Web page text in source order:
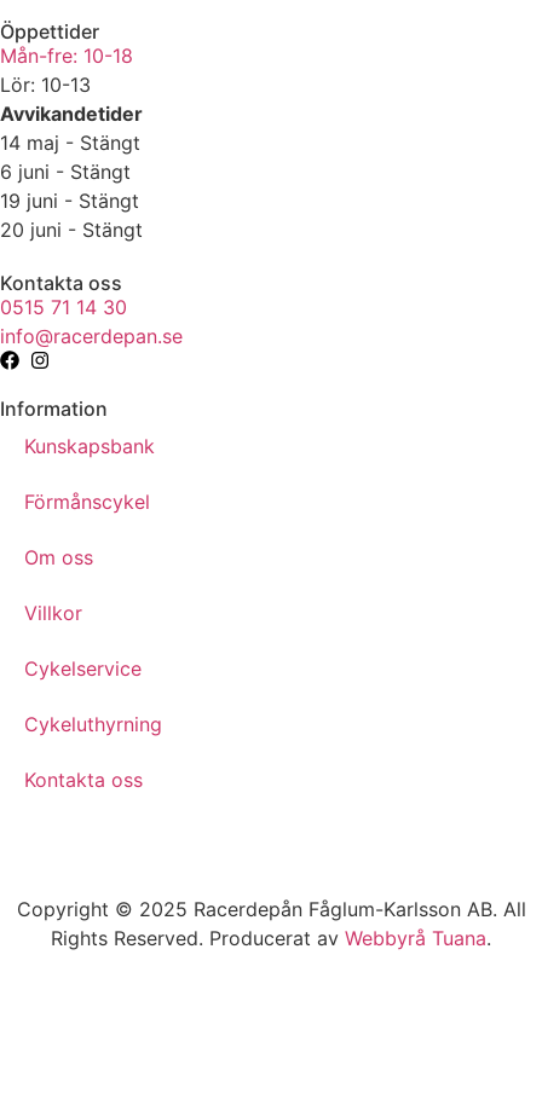
Öppettider
Mån-fre: 10-18
Lör: 10-13
Avvikandetider
14 maj - Stängt
6 juni - Stängt
19 juni - Stängt
20 juni - Stängt
Kontakta oss
0515 71 14 30
info@racerdepan.se
Information
Kunskapsbank
Förmånscykel
Om oss
Villkor
Cykelservice
Cykeluthyrning
Kontakta oss
Copyright © 2025 Racerdepån Fåglum-Karlsson AB. All
Rights Reserved. Producerat av Webbyrå Tuana.​